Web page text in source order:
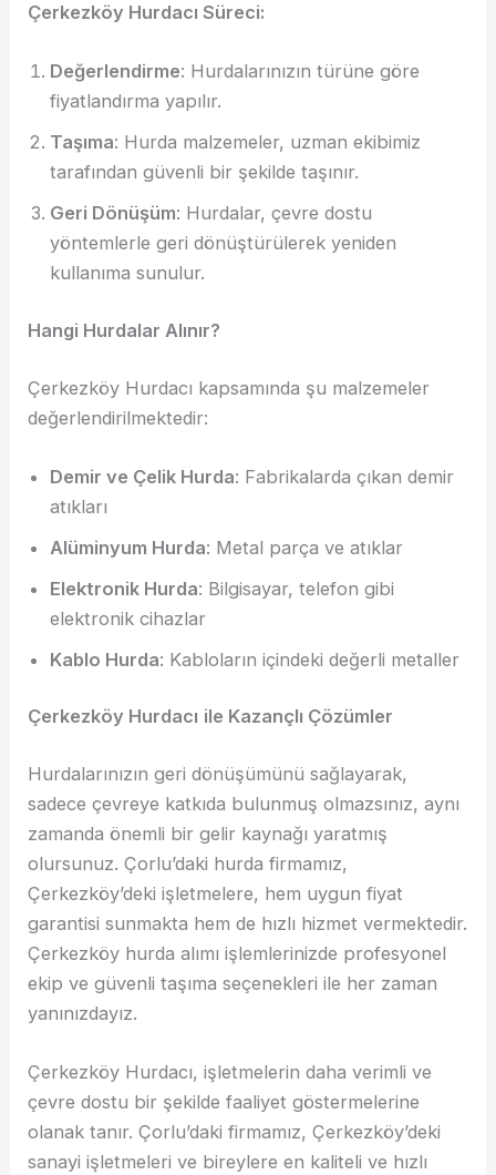
Çerkezköy Hurdacı Süreci:
Değerlendirme: Hurdalarınızın türüne göre
fiyatlandırma yapılır.
Taşıma: Hurda malzemeler, uzman ekibimiz
tarafından güvenli bir şekilde taşınır.
Geri Dönüşüm: Hurdalar, çevre dostu
yöntemlerle geri dönüştürülerek yeniden
kullanıma sunulur.
Hangi Hurdalar Alınır?
Çerkezköy Hurdacı kapsamında şu malzemeler
değerlendirilmektedir:
Demir ve Çelik Hurda: Fabrikalarda çıkan demir
atıkları
Alüminyum Hurda: Metal parça ve atıklar
Elektronik Hurda: Bilgisayar, telefon gibi
elektronik cihazlar
Kablo Hurda: Kabloların içindeki değerli metaller
Çerkezköy Hurdacı ile Kazançlı Çözümler
Hurdalarınızın geri dönüşümünü sağlayarak,
sadece çevreye katkıda bulunmuş olmazsınız, aynı
zamanda önemli bir gelir kaynağı yaratmış
olursunuz. Çorlu’daki hurda firmamız,
Çerkezköy’deki işletmelere, hem uygun fiyat
garantisi sunmakta hem de hızlı hizmet vermektedir.
Çerkezköy hurda alımı işlemlerinizde profesyonel
ekip ve güvenli taşıma seçenekleri ile her zaman
yanınızdayız.
Çerkezköy Hurdacı, işletmelerin daha verimli ve
çevre dostu bir şekilde faaliyet göstermelerine
olanak tanır. Çorlu’daki firmamız, Çerkezköy’deki
sanayi işletmeleri ve bireylere en kaliteli ve hızlı